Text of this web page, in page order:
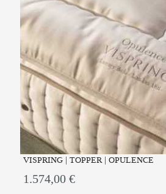
VISPRING | TOPPER | OPULENCE
1.574,00 €